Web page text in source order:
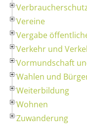
Vereine
Vergabe
Verkehr und
Vormundschaft
Wahlen und
Weiterbildung
Wohnen
Zuwanderung